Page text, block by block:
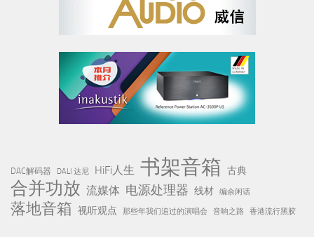
DAC解码器 DALI 达尼 HiFi人生 书架音箱 古典
合并功放 流媒体 电源处理器 线材 编余闲话
落地音箱 视听观点 那些年我们追过的演唱会 音响之路 香港流行黑胶